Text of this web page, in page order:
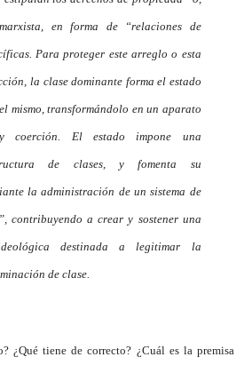
en forma de “relaciones de
Para proteger este arreglo o esta
la clase dominante forma el estado
mismo, transformándolo en un aparato
coerción. El estado impone una
de clases, y fomenta su
la administración de un sistema de
contribuyendo a crear y sostener una
destinada a legitimar la
de clase.
¿Qué tiene de correcto? ¿Cuál es la premisa